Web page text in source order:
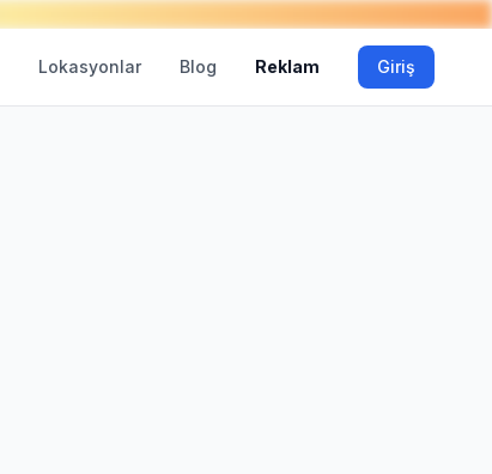
Lokasyonlar Blog Reklam Giriş